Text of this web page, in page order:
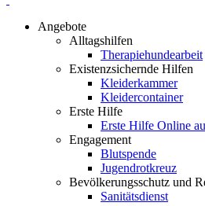
Angebote
Alltagshilfen
Therapiehundearbeit
Existenzsichernde Hilfen
Kleiderkammer
Kleidercontainer
Erste Hilfe
Erste Hilfe Online
Engagement
Blutspende
Jugendrotkreuz
Bevölkerungsschutz und
Sanitätsdienst